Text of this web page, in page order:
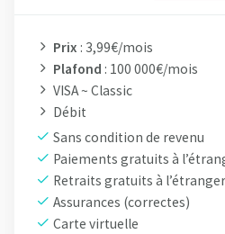
Prix : 3,99€/mois
Plafond : 100 000€/mois
VISA ~ Classic
Débit
Sans condition de revenu
Paiements gratuits à
Retraits gratuits à l’étranger
Assurances (correctes)
Carte virtuelle